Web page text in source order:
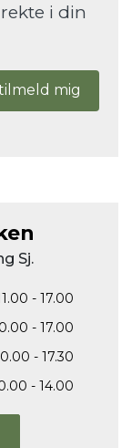
i din
mig
Sj.
- 17.00
- 17.00
- 17.30
- 14.00